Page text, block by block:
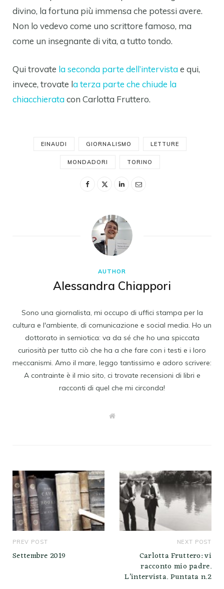
divino, la fortuna più immensa che potessi avere.
Non lo vedevo come uno scrittore famoso, ma
come un insegnante di vita, a tutto tondo.
Qui trovate la seconda parte dell’intervistae qui,
invece, trovate la terza parte che chiude la
chiacchieratacon Carlotta Fruttero.
EINAUDI GIORNALISMO LETTURE
MONDADORI TORINO
AUTHOR
Alessandra Chiappori
Sono una giornalista, mi occupo di uffici stampa per la
cultura e l'ambiente, di comunicazione e social media. Ho un
dottorato in semiotica: va da sé che ho una spiccata
curiosità per tutto ciò che ha a che fare con i testi e i loro
meccanismi. Amo il mare, leggo tantissimo e adoro scrivere:
A contrainte è il mio sito, ci trovate recensioni di libri e
racconti di quel che mi circonda!
W
PREV POST
Settembre 2019
NEXT POST
Carlotta Fruttero: vi
racconto mio padre.
L’intervista. Puntata n.2